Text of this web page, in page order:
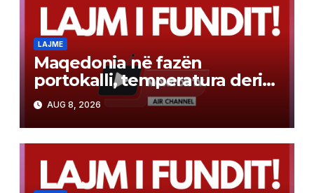
LAJME
Maqedonia në fazën
portokalli, temperatura deri
në 40°C, ISHP me
rekomandime për mbrojtje
shëndetësore
AUG 8, 2026